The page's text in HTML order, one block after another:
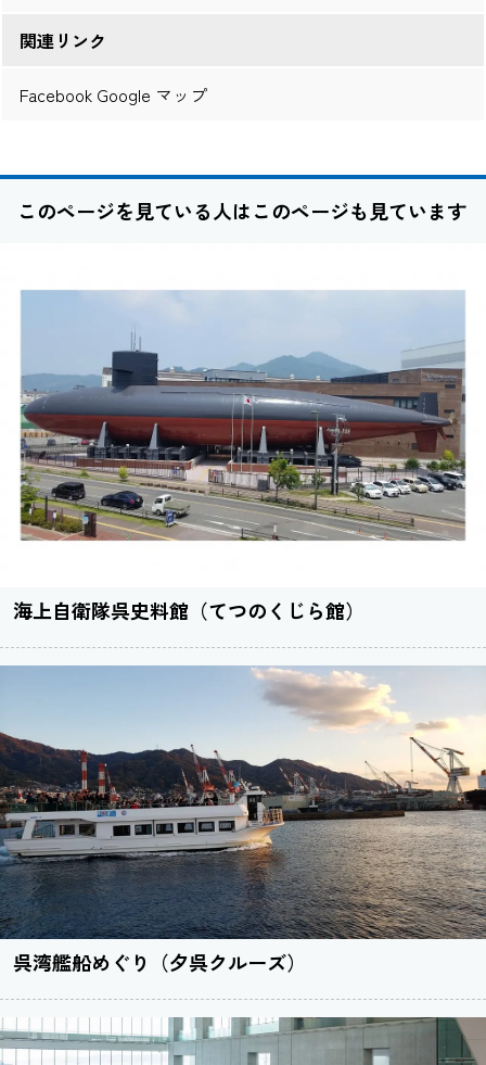
関連リンク
Facebook Google マップ
このページを見ている人はこのページも見ています
海上自衛隊呉史料館（てつのくじら館）
呉湾艦船めぐり（夕呉クルーズ）